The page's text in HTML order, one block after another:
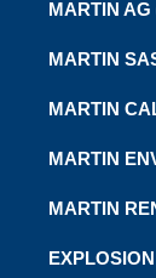
MARTIN AG
MARTIN
MARTIN
MARTIN
MARTIN